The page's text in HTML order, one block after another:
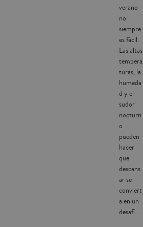
verano
no
siempre
es fácil.
Las altas
tempera
turas, la
humeda
d y el
sudor
nocturn
o
pueden
hacer
que
descans
ar se
conviert
a en un
desafí...